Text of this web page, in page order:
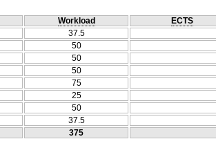
Workload ECTS
37.5
50
50
50
75
25
50
37.5
375